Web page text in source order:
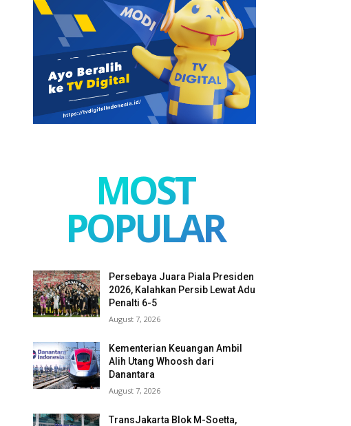
MOST
POPULAR
Persebaya Juara Piala Presiden
2026, Kalahkan Persib Lewat Adu
Penalti 6-5
August 7, 2026
Kementerian Keuangan Ambil
Alih Utang Whoosh dari
Danantara
August 7, 2026
TransJakarta Blok M-Soetta,